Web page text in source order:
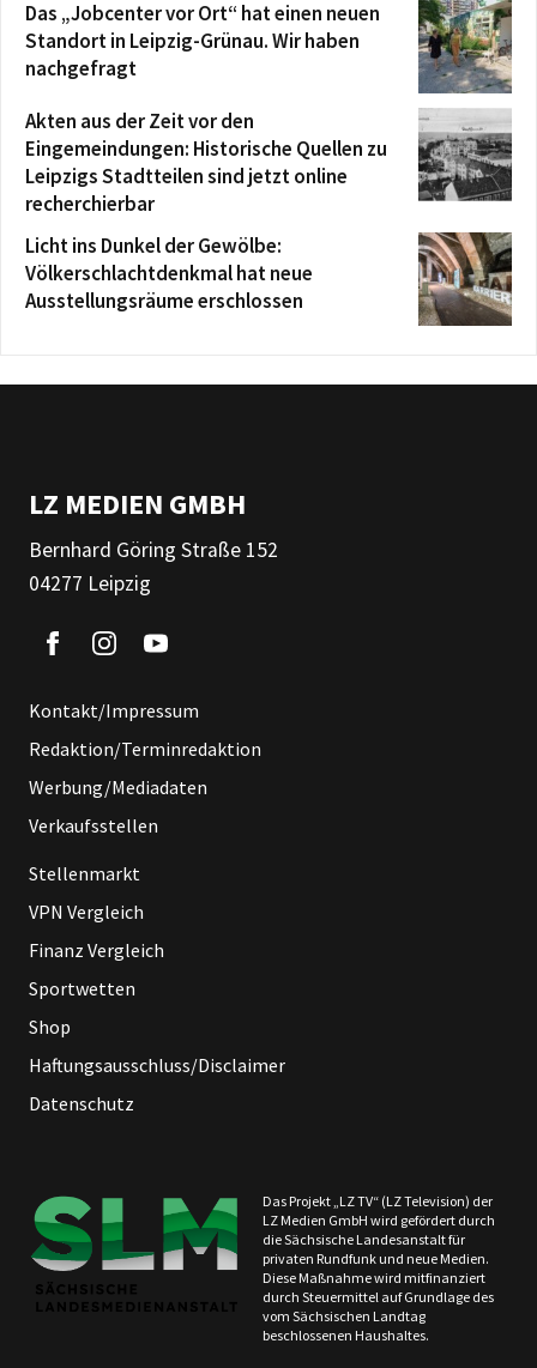
Das „Jobcenter vor Ort“ hat einen neuen
Standort in Leipzig-Grünau. Wir haben
nachgefragt
Akten aus der Zeit vor den
Eingemeindungen: Historische Quellen zu
Leipzigs Stadtteilen sind jetzt online
recherchierbar
Licht ins Dunkel der Gewölbe:
Völkerschlachtdenkmal hat neue
Ausstellungsräume erschlossen
LZ MEDIEN GMBH
Bernhard Göring Straße 152
04277 Leipzig
Kontakt/Impressum
Redaktion/Terminredaktion
Werbung/Mediadaten
Verkaufsstellen
Stellenmarkt
VPN Vergleich
Finanz Vergleich
Sportwetten
Shop
Haftungsausschluss/Disclaimer
Datenschutz
Das Projekt „LZ TV“ (LZ Television) der
LZ Medien GmbH wird gefördert durch
die Sächsische Landesanstalt für
privaten Rundfunk und neue Medien.
Diese Maßnahme wird mitfinanziert
durch Steuermittel auf Grundlage des
vom Sächsischen Landtag
beschlossenen Haushaltes.